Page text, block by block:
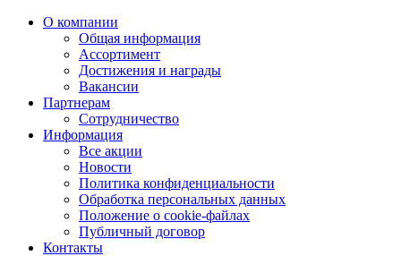
О компании
Общая информация
Ассортимент
Достижения и награды
Вакансии
Партнерам
Сотрудничество
Информация
Все акции
Новости
Политика конфиденциальности
Обработка персональных данных
Положение о cookie-файлах
Публичный договор
Контакты